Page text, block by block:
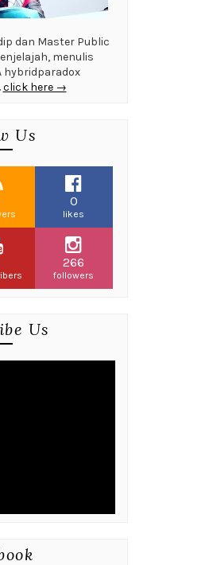
dan Master Public
menulis
hybridparadox
click here →
Us
0
likes
266
followers
Us